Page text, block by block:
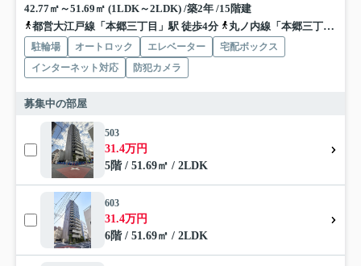
42.77㎡～51.69㎡ (1LDK～2LDK) /築2年 /15階建
都営大江戸線「本郷三丁目」駅 徒歩4分
丸ノ内線「本郷三丁目」駅 徒歩6分
駐輪場 オートロック エレベーター
宅配ボックス
インターネット対応
防犯カメラ
募集中の部屋
503
31.4万円
5階 / 51.69㎡ / 2LDK
603
31.4万円
6階 / 51.69㎡ / 2LDK